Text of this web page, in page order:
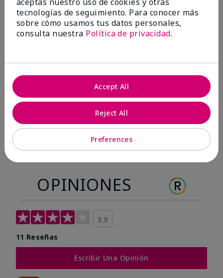
Antes & después
Antes
Después
Antes
Después
OPINIONES
3.9
11 Reseñas
Escribir Una Opinión
tecnologías de seguimiento. Para conocer más
sobre cómo usamos tus datos personales,
consulta nuestra Política de privacidad.
Preferences
Reject All
Accept All